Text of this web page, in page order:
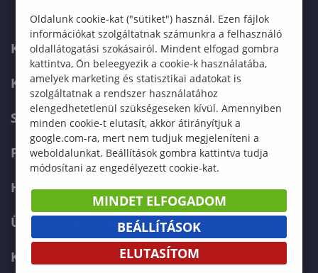
KAPCSOLAT
KÉPZÉSKERESŐ
SZERVEZETI FELÉPÍTÉS
FELVÉTELIZŐKNEK
HALLGATÓKNAK
ÜZLETI PARTNEREKNEK
KARRIER
Oldalunk cookie-kat ("sütiket") használ. Ezen fájlok
információkat szolgáltatnak számunkra a felhasználó
oldallátogatási szokásairól. Mindent elfogad gombra
kattintva, Ön beleegyezik a cookie-k használatába,
amelyek marketing és statisztikai adatokat is
szolgáltatnak a rendszer használatához
elengedhetetlenül szükségeseken kívül. Amennyiben
minden cookie-t elutasít, akkor átirányítjuk a
google.com-ra, mert nem tudjuk megjeleníteni a
weboldalunkat. Beállítások gombra kattintva tudja
módosítani az engedélyezett cookie-kat.
MINDET ELFOGADOM
BEÁLLÍTÁSOK
ELUTASÍTOM